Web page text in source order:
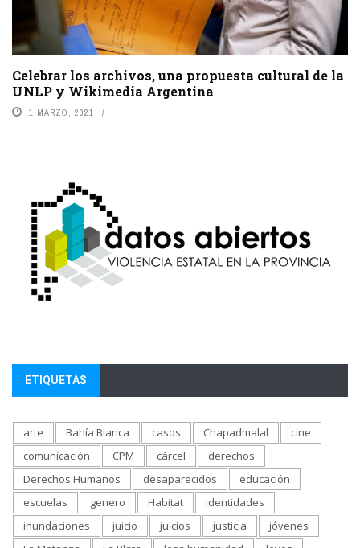
Celebrar los archivos, una propuesta cultural de la
UNLP y Wikimedia Argentina
1 MARZO, 2021
ETIQUETAS
arte Bahía Blanca casos Chapadmalal
cine
comunicación
CPM cárcel
derechos
Derechos Humanos
desaparecidos
educación
escuelas
genero Habitat
identidades
inundaciones
juicio juicios justicia
jóvenes